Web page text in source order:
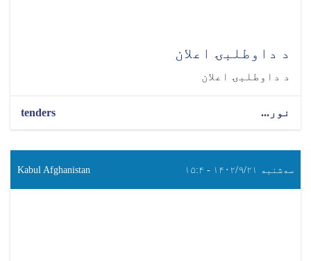
د داوطلبۍ اعلان
د داوطلبۍ اعلان
نور... tenders
سه‌شنبه ۱۴۰۲/۹/۲۱ - ۱۵:۴ Kabul Afghanistan